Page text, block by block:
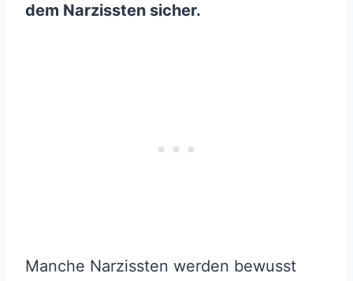
dem Narzissten sicher.
Manche Narzissten werden bewusst